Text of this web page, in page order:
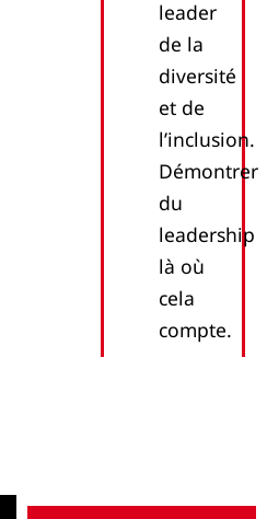
leader
de la
diversité
et de
l’inclusion.
Démontrer
du
leadership
là où
cela
compte.